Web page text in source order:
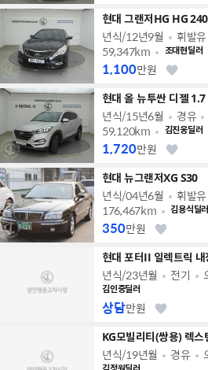
현대 그랜저HG HG
년식/12년9월 휘발유
59,347km
조대현딜러
1,100만원
현대 올 뉴투싼 디젤
년식/15년6월 경유
59,120km
김진웅딜러
1,720만원
현대 뉴그랜저XG S30
년식/04년6월 휘발유
176,467km
김용식딜러
350만원
현대 포터II 일렉트릭
년식/23년월 전기
김인중딜러
상담만원
KG모빌리티(쌍용) 렉
년식/19년월 경유